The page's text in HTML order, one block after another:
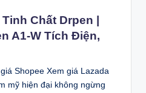
Chất Drpen |
A1-W Tích Điện,
Shopee Xem giá Lazada
mỹ hiện đại không ngừng